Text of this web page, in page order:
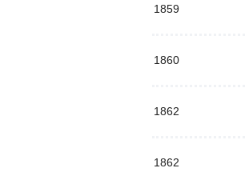
1859
1860
1862
1862